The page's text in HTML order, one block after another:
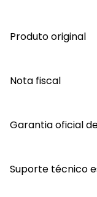
Produto original
Nota fiscal
Garantia oficial
Suporte técnico